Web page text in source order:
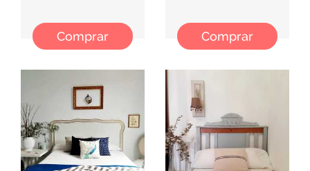
Comprar Comprar